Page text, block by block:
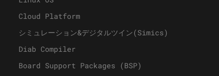
Cloud Platform
シミュレーション&デジタルツイン(Simics)
Diab Compiler
Board Support Packages (BSP)